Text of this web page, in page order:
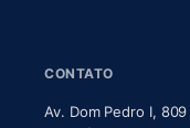
CONTATO
Av. Dom Pedro I, 809